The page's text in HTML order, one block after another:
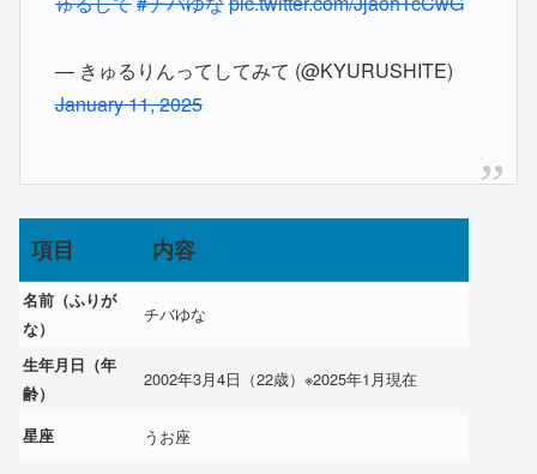
— きゅるりんってしてみて (@KYURUSHITE)
January 11, 2025
項目 内容
名前（ふりが
な）
チバゆな
生年月日（年
齢）
2002年3月4日（22歳）※2025年1月現在
星座 うお座